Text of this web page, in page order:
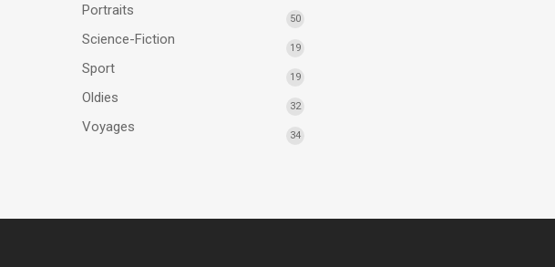
Portraits
50
Science-Fiction
19
Sport
19
Oldies
32
Voyages
34